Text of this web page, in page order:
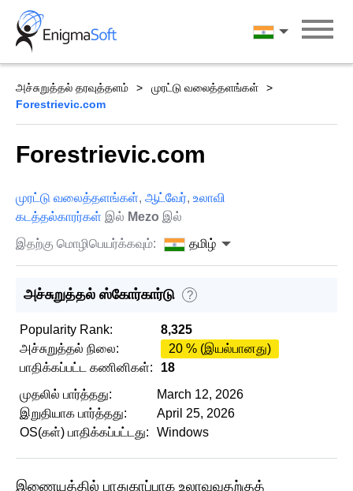
Skip
content
தமிழ்
அச்சுறுத்தல் தரவுத்தளம்
முரட்டு வலைத்தளங்கள்
Forestrievic.com
Forestrievic.com
முரட்டு வலைத்தளங்கள், ஆட்வேர், உலாவி
கடத்தல்காரர்கள் இல் Mezo இல்
இதற்கு மொழிபெயர்க்கவும்:
தமிழ்
அச்சுறுத்தல் ஸ்கோர்கார்டு ?
Popularity Rank:
8,325
அச்சுறுத்தல் நிலை:
20 % (இயல்பானது)
பாதிக்கப்பட்ட கணினிகள்:
18
முதலில் பார்த்தது:
March 12, 2026
இறுதியாக பார்த்தது:
April 25, 2026
OS(கள்) பாதிக்கப்பட்டது:
Windows
இணையத்தில் பாதுகாப்பாக உலாவுவதற்குத்